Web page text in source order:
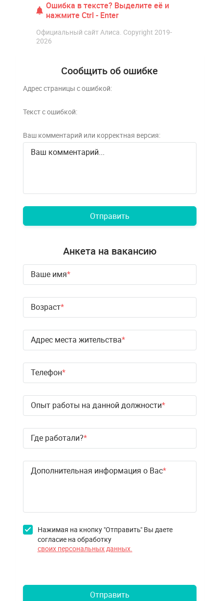
Ошибка в тексте? Выделите её и
нажмите Ctrl - Enter
Официальный сайт Алиса. Copyright 2019-
2026
Сообщить об ошибке
Адрес страницы с ошибкой:
Текст с ошибкой:
Ваш комментарий или корректная версия:
Ваш комментарий...
Отправить
Анкета на вакансию
Ваше имя
Возраст
Адрес места жительства
Телефон
Опыт работы на данной должности
Где работали?
Дополнительная информация о Вас
Нажимая на кнопку "Отправить" Вы даете
согласие на обработку
своих персональных данных.
Отправить